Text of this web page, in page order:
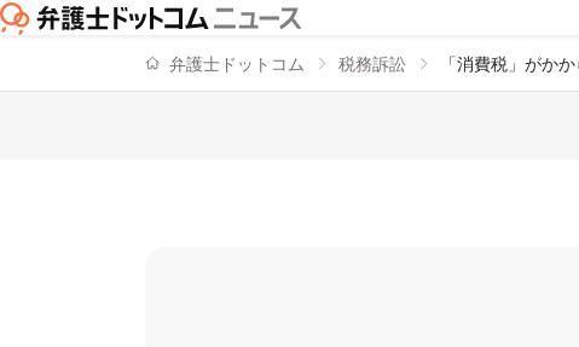
弁護士ドットコム 税務訴訟 「消費税」がか